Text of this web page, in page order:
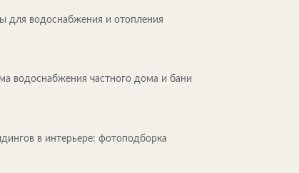
для водоснабжения и отопления
водоснабжения частного дома и бани
в интерьере: фотоподборка